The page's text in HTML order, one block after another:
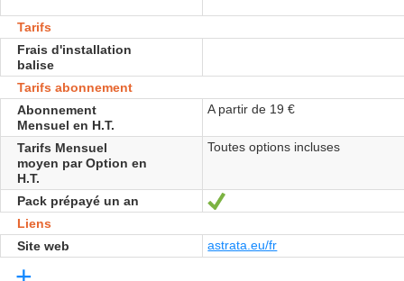
Tarifs
Frais d'installation
balise
Tarifs abonnement
Abonnement
Mensuel en H.T.
A partir de 19 €
Tarifs Mensuel
moyen par Option en
H.T.
Toutes options incluses
Pack prépayé un an
Oui
Liens
Site web
astrata.eu/fr